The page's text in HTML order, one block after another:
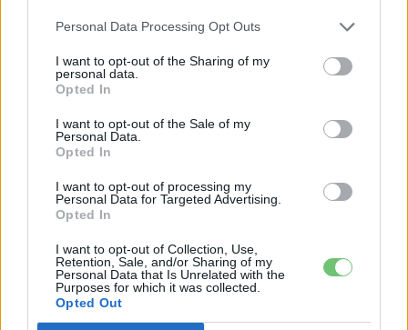
Personal Data Processing Opt Outs
I want to opt-out of the Sharing of my
personal data.
Opted In
I want to opt-out of the Sale of my
Personal Data.
Opted In
I want to opt-out of processing my
Personal Data for Targeted Advertising.
Opted In
I want to opt-out of Collection, Use,
Retention, Sale, and/or Sharing of my
Personal Data that Is Unrelated with the
Purposes for which it was collected.
Opted Out
Magyarország
Konfigurálható a Volkswagen ID.3
e-cars.hu - 2020-09-30 8 hozzászólás